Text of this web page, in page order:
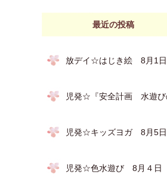
最近の投稿
放デイ☆はじき絵 8月1日
児発☆キッズヨガ 8月5日
児発☆色水遊び 8月４日